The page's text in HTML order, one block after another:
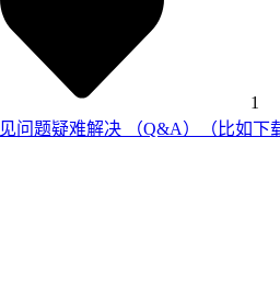
1
问题疑难解决 （Q&A）（比如下